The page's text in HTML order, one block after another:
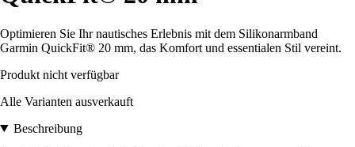
Optimieren Sie Ihr nautisches Erlebnis mit dem Silikonarmband
Garmin QuickFit® 20 mm, das Komfort und essentialen Stil vereint.
Produkt nicht verfügbar
Alle Varianten ausverkauft
Beschreibung